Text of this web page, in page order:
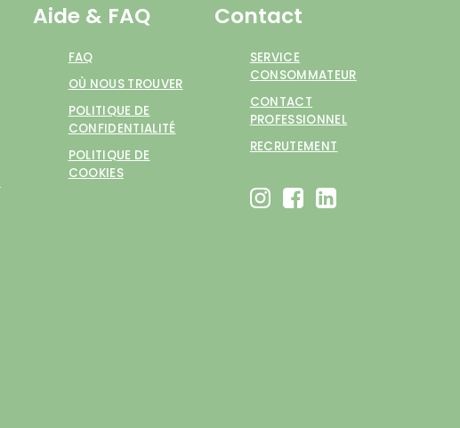
Aide & FAQ
FAQ
OÙ NOUS TROUVER
POLITIQUE DE
CONFIDENTIALITÉ
POLITIQUE DE
COOKIES
Contact
SERVICE
CONSOMMATEUR
CONTACT
PROFESSIONNEL
RECRUTEMENT